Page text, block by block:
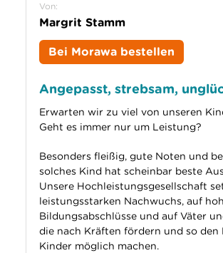
Von:
Margrit Stamm
Bei Morawa bestellen
Angepasst, strebsam,
Erwarten wir zu viel von unseren
Geht es immer nur um Leistung?
Besonders fleißig, gute Noten und
solches Kind hat scheinbar beste
Unsere Hochleistungsgesellschaft
leistungsstarken Nachwuchs, auf
Bildungsabschlüsse und auf Väter
die nach Kräften fördern und so den
Kinder möglich machen.